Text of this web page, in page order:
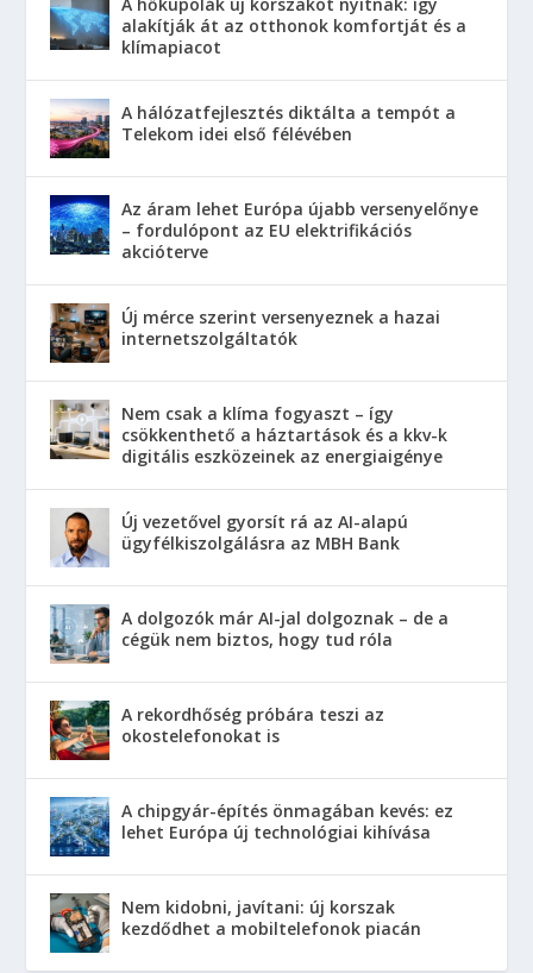
A hőkupolák új korszakot nyitnak: így
alakítják át az otthonok komfortját és a
klímapiacot
A hálózatfejlesztés diktálta a tempót a
Telekom idei első félévében
Az áram lehet Európa újabb versenyelőnye
– fordulópont az EU elektrifikációs
akcióterve
Új mérce szerint versenyeznek a hazai
internetszolgáltatók
Nem csak a klíma fogyaszt – így
csökkenthető a háztartások és a kkv-k
digitális eszközeinek az energiaigénye
Új vezetővel gyorsít rá az AI-alapú
ügyfélkiszolgálásra az MBH Bank
A dolgozók már AI-jal dolgoznak – de a
cégük nem biztos, hogy tud róla
A rekordhőség próbára teszi az
okostelefonokat is
A chipgyár-építés önmagában kevés: ez
lehet Európa új technológiai kihívása
Nem kidobni, javítani: új korszak
kezdődhet a mobiltelefonok piacán